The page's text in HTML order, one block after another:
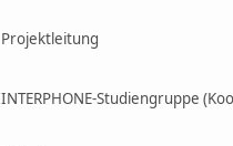
Projektleitung
INTERPHONE-Studiengruppe